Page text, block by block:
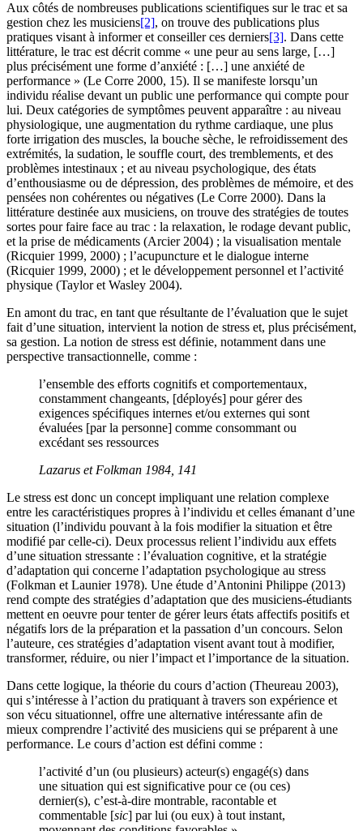
Aux côtés de nombreuses publications scientifiques sur le trac et sa
gestion chez les musiciens[2], on trouve des publications plus
pratiques visant à informer et conseiller ces derniers[3]. Dans cette
littérature, le trac est décrit comme « une peur au sens large, […]
plus précisément une forme d’anxiété : […] une anxiété de
performance » (Le Corre 2000, 15). Il se manifeste lorsqu’un
individu réalise devant un public une performance qui compte pour
lui. Deux catégories de symptômes peuvent apparaître : au niveau
physiologique, une augmentation du rythme cardiaque, une plus
forte irrigation des muscles, la bouche sèche, le refroidissement des
extrémités, la sudation, le souffle court, des tremblements, et des
problèmes intestinaux ; et au niveau psychologique, des états
d’enthousiasme ou de dépression, des problèmes de mémoire, et des
pensées non cohérentes ou négatives (Le Corre 2000). Dans la
littérature destinée aux musiciens, on trouve des stratégies de toutes
sortes pour faire face au trac : la relaxation, le rodage devant public,
et la prise de médicaments (Arcier 2004) ; la visualisation mentale
(Ricquier 1999, 2000) ; l’acupuncture et le dialogue interne
(Ricquier 1999, 2000) ; et le développement personnel et l’activité
physique (Taylor et Wasley 2004).
En amont du trac, en tant que résultante de l’évaluation que le sujet
fait d’une situation, intervient la notion de stress et, plus précisément,
sa gestion. La notion de stress est définie, notamment dans une
perspective transactionnelle, comme :
l’ensemble des efforts cognitifs et comportementaux,
constamment changeants, [déployés] pour gérer des
exigences spécifiques internes et/ou externes qui sont
évaluées [par la personne] comme consommant ou
excédant ses ressources
Lazarus et Folkman 1984, 141
Le stress est donc un concept impliquant une relation complexe
entre les caractéristiques propres à l’individu et celles émanant d’une
situation (l’individu pouvant à la fois modifier la situation et être
modifié par celle-ci). Deux processus relient l’individu aux effets
d’une situation stressante : l’évaluation cognitive, et la stratégie
d’adaptation qui concerne l’adaptation psychologique au stress
(Folkman et Launier 1978). Une étude d’Antonini Philippe (2013)
rend compte des stratégies d’adaptation que des musiciens-étudiants
mettent en oeuvre pour tenter de gérer leurs états affectifs positifs et
négatifs lors de la préparation et la passation d’un concours. Selon
l’auteure, ces stratégies d’adaptation visent avant tout à modifier,
transformer, réduire, ou nier l’impact et l’importance de la situation.
Dans cette logique, la théorie du cours d’action (Theureau 2003),
qui s’intéresse à l’action du pratiquant à travers son expérience et
son vécu situationnel, offre une alternative intéressante afin de
mieux comprendre l’activité des musiciens qui se préparent à une
performance. Le cours d’action est défini comme :
l’activité d’un (ou plusieurs) acteur(s) engagé(s) dans
une situation qui est significative pour ce (ou ces)
dernier(s), c’est-à-dire montrable, racontable et
commentable [sic] par lui (ou eux) à tout instant,